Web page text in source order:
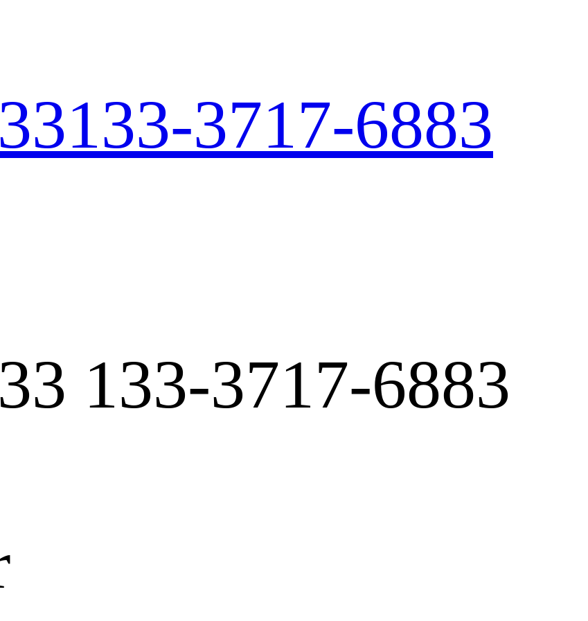
133-3717-6883
133-3717-6883